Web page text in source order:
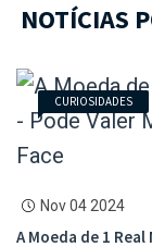
NOTÍCIAS
CURIOSIDADES
Nov 04 2024
A Moeda de 1